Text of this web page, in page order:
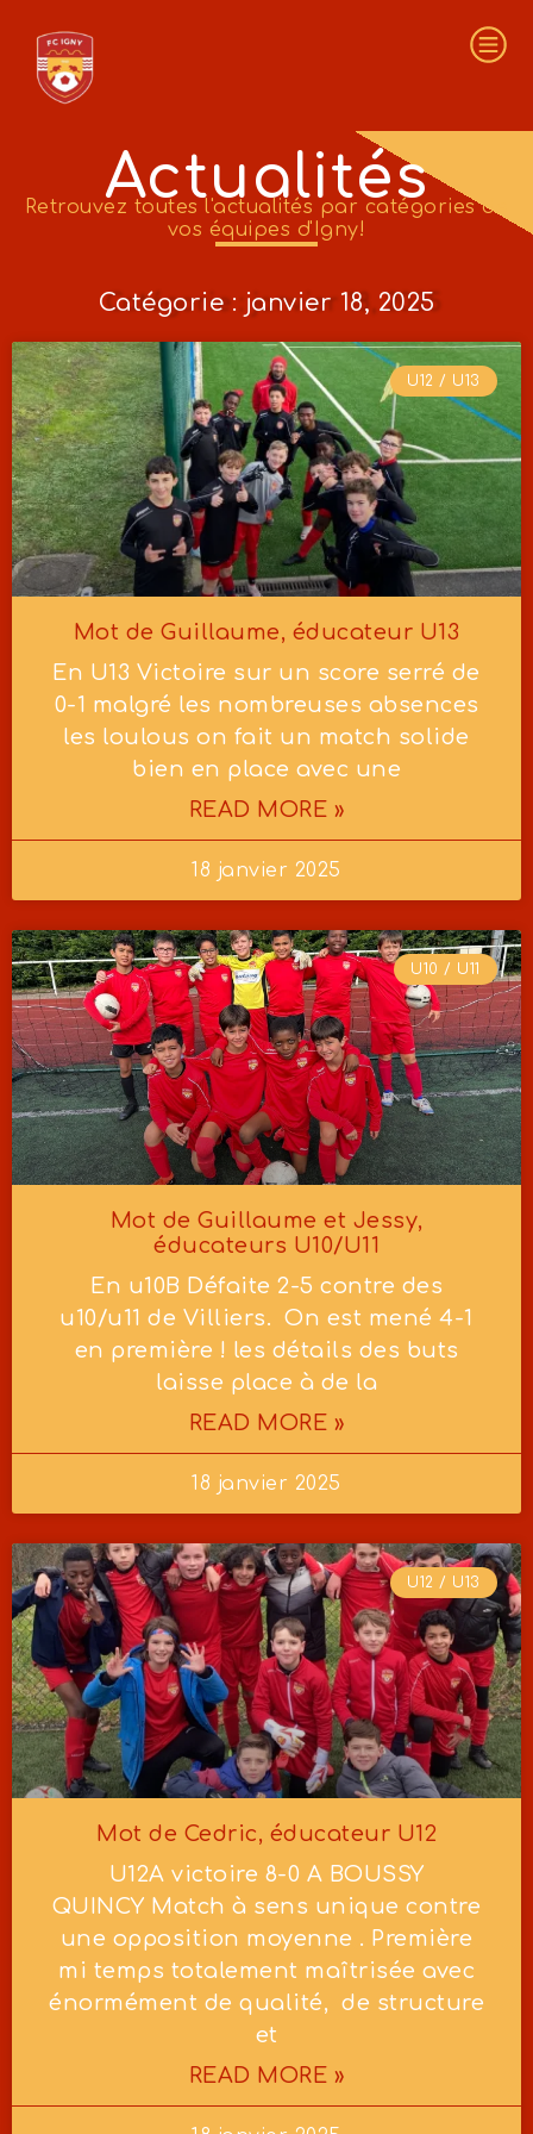
Actualités
Retrouvez toutes l'actualités par catégories de
vos équipes d'Igny!
Catégorie : janvier 18, 2025
U12 / U13
Mot de Guillaume, éducateur U13
En U13 Victoire sur un score serré de
0-1 malgré les nombreuses absences
les loulous on fait un match solide
bien en place avec une
READ MORE »
18 janvier 2025
U10 / U11
Mot de Guillaume et Jessy,
éducateurs U10/U11
En u10B Défaite 2-5 contre des
u10/u11 de Villiers. On est mené 4-1
en première ! les détails des buts
laisse place à de la
READ MORE »
18 janvier 2025
U12 / U13
Mot de Cedric, éducateur U12
U12A victoire 8-0 A BOUSSY
QUINCY Match à sens unique contre
une opposition moyenne . Première
mi temps totalement maîtrisée avec
énormément de qualité, de structure
et
READ MORE »